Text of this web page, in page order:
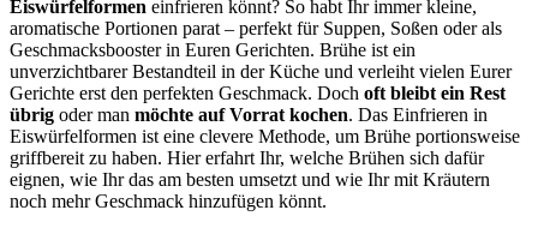
Eiswürfelformen einfrieren könnt? So habt Ihr immer kleine,
aromatische Portionen parat – perfekt für Suppen, Soßen oder als
Geschmacksbooster in Euren Gerichten. Brühe ist ein
unverzichtbarer Bestandteil in der Küche und verleiht vielen Eurer
Gerichte erst den perfekten Geschmack. Doch oft bleibt ein Rest
übrig oder man möchte auf Vorrat kochen. Das Einfrieren in
Eiswürfelformen ist eine clevere Methode, um Brühe portionsweise
griffbereit zu haben. Hier erfahrt Ihr, welche Brühen sich dafür
eignen, wie Ihr das am besten umsetzt und wie Ihr mit Kräutern
noch mehr Geschmack hinzufügen könnt.